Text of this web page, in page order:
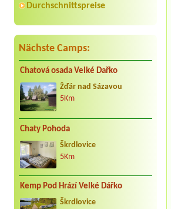
Durchschnittspreise
Nächste Camps:
Chatová osada Velké Dařko
Žďár nad Sázavou
5Km
Chaty Pohoda
Škrdlovice
5Km
Kemp Pod Hrází Velké Dářko
Škrdlovice